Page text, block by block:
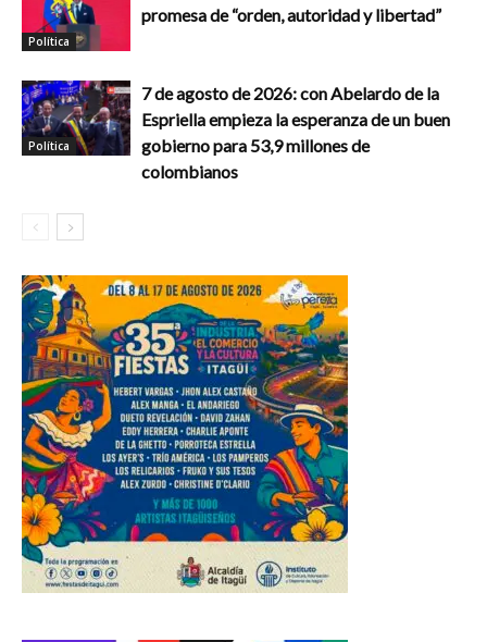
Política
promesa de “orden, autoridad y libertad”
Política
7 de agosto de 2026: con Abelardo de la
Espriella empieza la esperanza de un buen
gobierno para 53,9 millones de
colombianos